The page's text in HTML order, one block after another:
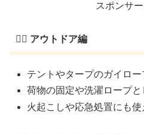
スポンサ
🧗‍♂️ アウトドア編
テントやタープのガイロー
荷物の固定や洗濯ロープと
火起こしや応急処置にも使